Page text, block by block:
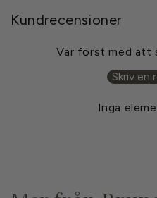
s
Kundrecensioner
Var först med att
Skriv en
Inga